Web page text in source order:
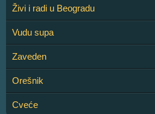
Živi i radi u Beogradu
Vudu supa
Zaveden
Orešnik
Cveće